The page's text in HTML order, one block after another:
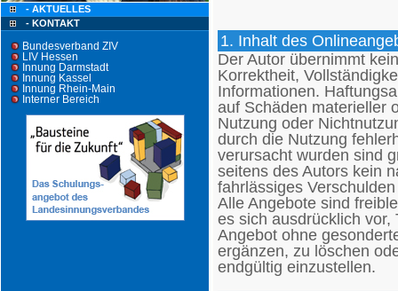
- AKTUELLES
- KONTAKT
Bundesverband ZIV
LIV Hessen
Innung Darmstadt
Innung Kassel
Innung Rhein-Main
Interner Bereich
1. Inhalt des
Der Autor übernimmt
Korrektheit,
Informationen.
auf Schäden materieller
Nutzung oder
durch die Nutzung
verursacht wurden sind
seitens des Autors kein
fahrlässiges
Alle Angebote sind
es sich ausdrücklich vor,
Angebot ohne
ergänzen, zu löschen
endgültig einzustellen.